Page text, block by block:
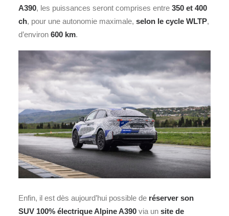
A390, les puissances seront comprises entre 350 et 400
ch, pour une autonomie maximale, selon le cycle WLTP,
d’environ 600 km.
Enfin, il est dès aujourd’hui possible de réserver son
SUV 100% électrique Alpine A390 via un site de